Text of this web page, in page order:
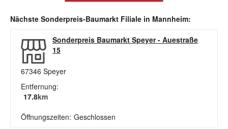
Nächste Sonderpreis-Baumarkt Filiale in Mannheim:
Sonderpreis Baumarkt Speyer- Auestraße
15
67346 Speyer
Entfernung:
17.8km
Öffnungszeiten: Geschlossen